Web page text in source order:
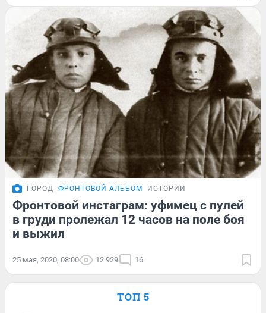
ГОРОД ФРОНТОВОЙ АЛЬБОМ ИСТОРИИ
Фронтовой инстаграм: уфимец с пулей
в груди пролежал 12 часов на поле боя
и выжил
25 мая, 2020, 08:00 12 929 16
ТОП 5